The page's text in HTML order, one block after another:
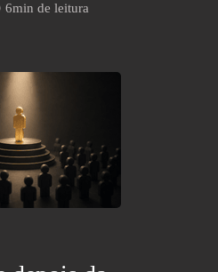
6min de leitura